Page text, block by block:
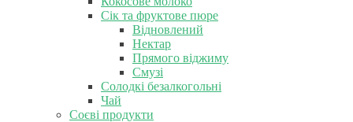
Сік та фруктове пюре
Відновлений
Нектар
Прямого віджиму
Смузі
Солодкі безалкогольні
Чай
Соєві продукти